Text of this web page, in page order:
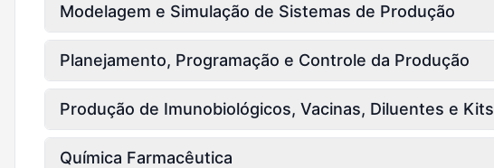
Modelagem e Simulação de Sistemas de Produção
Planejamento, Programação e Controle da Produção
Produção de Imunobiológicos, Vacinas, Diluentes e Kits
Química Farmacêutica